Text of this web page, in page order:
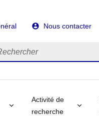
Nous contacter
Activité de
recherche